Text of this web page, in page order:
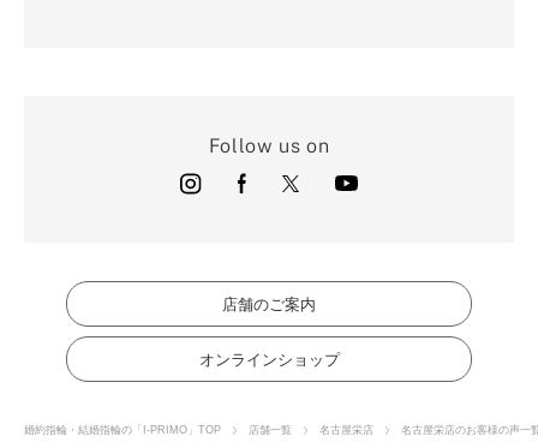
Follow us on
店舗のご案内
オンラインショップ
婚約指輪・結婚指輪の「I-PRIMO」TOP 店舗一覧 名古屋栄店 名古屋栄店のお客様の声一